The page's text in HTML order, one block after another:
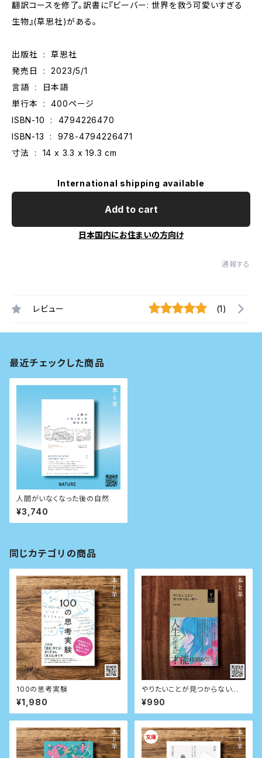
翻訳コースを修了。訳書に『ビーバー: 世界を救う可愛いすぎる
生物』(草思社)がある。
出版社 ‏ : ‎ 草思社
発売日 ‏ : ‎ 2023/5/1
言語 ‏ : ‎ 日本語
単行本 ‏ : ‎ 400ページ
ISBN-10 ‏ : ‎ 4794226470
ISBN-13 ‏ : ‎ 978-4794226471
寸法 ‏ : ‎ 14 x 3.3 x 19.3 cm
International shipping available
Add to cart
日本国内にお住まいの方向け
通報する
レビュー (1)
最近チェックした商品
人間がいなくなった後の自然
¥3,740
同じカテゴリの商品
100の思考実験
¥1,980
やりたいことが見つからない君
へ (小学館Youth Books)
¥990